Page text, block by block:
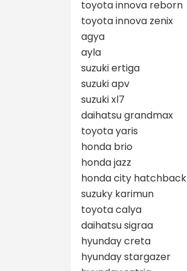
toyota innova reborn
toyota innova zenix
agya
ayla
suzuki ertiga
suzuki apv
suzuki xl7
daihatsu grandmax
toyota yaris
honda brio
honda jazz
honda city hatchback
suzuky karimun
toyota calya
daihatsu sigraa
hyunday creta
hyunday stargazer